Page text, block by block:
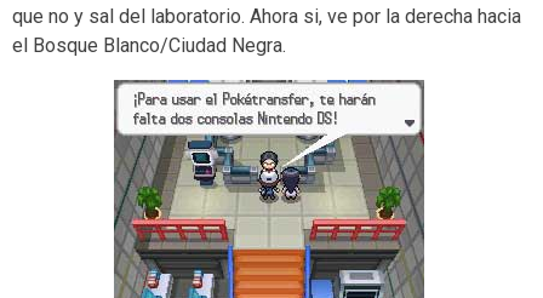
que no y sal del laboratorio. Ahora si, ve por la derecha hacia
el Bosque Blanco/Ciudad Negra.